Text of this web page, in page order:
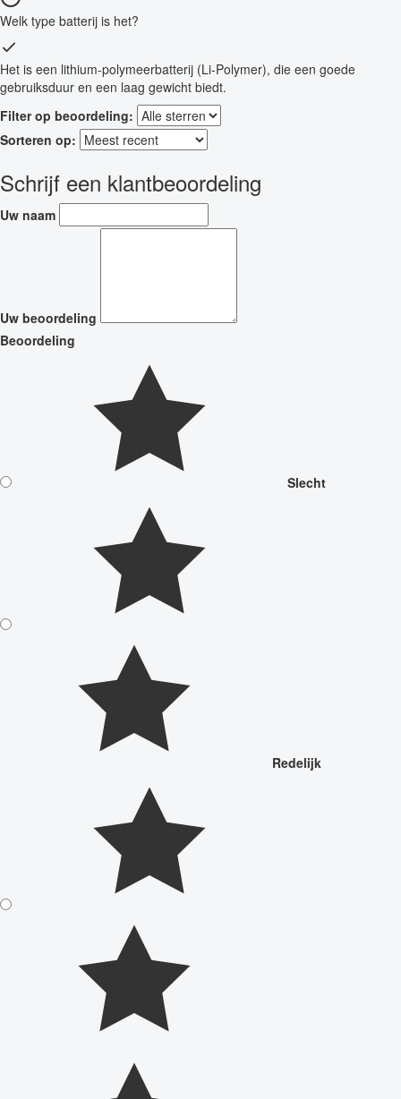
Welk type batterij is het?
Het is een lithium-polymeerbatterij (Li-Polymer), die een goede
gebruiksduur en een laag gewicht biedt.
Filter op beoordeling:
Sorteren op:
Schrijf een klantbeoordeling
Uw naam
Uw beoordeling
Beoordeling
Slecht
Redelijk